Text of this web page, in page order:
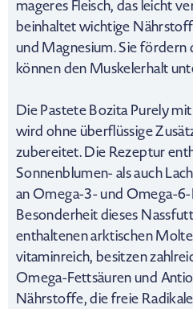
mageres Fleisch, das leicht
beinhaltet wichtige
und Magnesium. Sie
können den Muskelerhalt
Die Pastete Bozita Purely
wird ohne überflüssige
zubereitet. Die Rezeptur
Sonnenblumen- als auch
an Omega-3- und Omega-
Besonderheit dieses
enthaltenen arktischen
vitaminreich, besitzen
Omega-Fettsäuren und
Nährstoffe, die freie